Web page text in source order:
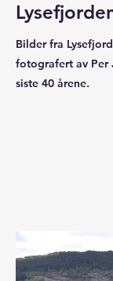
Bilder fra
fotografert av Per
siste 40 årene.